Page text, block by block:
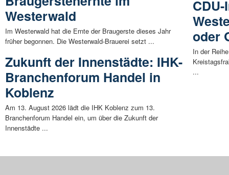
Westerwald
Im Westerwald hat die Ernte der Braugerste dieses Jahr
früher begonnen. Die Westerwald-Brauerei setzt ...
Zukunft der Innenstädte: IHK-
Branchenforum Handel in
Koblenz
Am 13. August 2026 lädt die IHK Koblenz zum 13.
Branchenforum Handel ein, um über die Zukunft der
Innenstädte ...
oder
In der
...